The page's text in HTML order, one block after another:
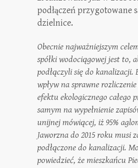
podłączeń przygotowane
dzielnice.
Obecnie najważniejszym
spółki wodociągowej jest to,
podłączyli się do kanalizacji.
wpływ na sprawne
efektu ekologicznego całego
samym na wypełnienie
unijnej mówiącej, iż 95%
Jaworzna do 2015 roku musi
podłączone do kanalizacji.
powiedzieć, że mieszkańcu